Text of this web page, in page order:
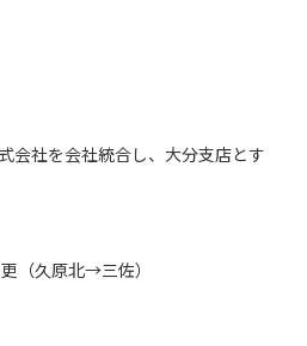
会社を会社統合し、大分支店とす
（久原北→三佐）